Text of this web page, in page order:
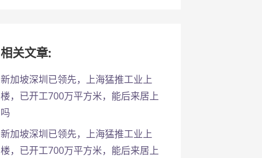
相关文章:
新加坡深圳已领先，上海猛推工业上
楼，已开工700万平方米，能后来居上
吗
新加坡深圳已领先，上海猛推工业上
楼，已开工700万平方米，能后来居上